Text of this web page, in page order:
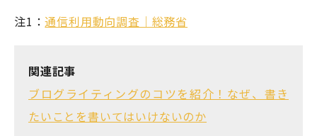
注1：通信利用動向調査｜総務省
関連記事
ブログライティングのコツを紹介！なぜ、書き
たいことを書いてはいけないのか